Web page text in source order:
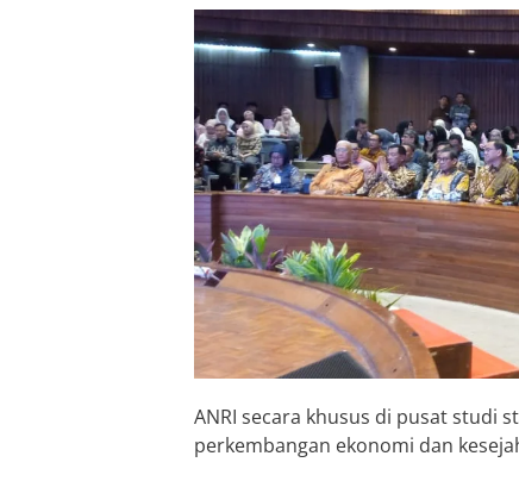
ANRI secara khusus di pusat studi
perkembangan ekonomi dan